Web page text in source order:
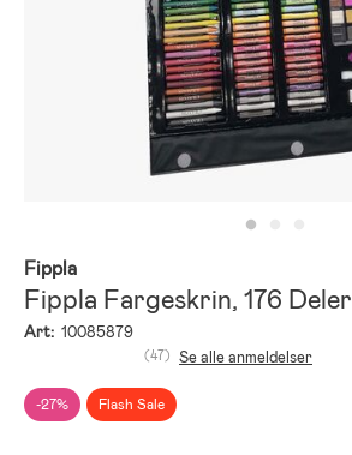
Fippla
Fippla Fargeskrin, 176 Deler
Art: 10085879
-27% Flash Sale
(47) Se alle anmeldelser